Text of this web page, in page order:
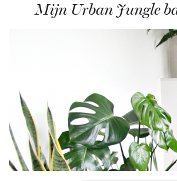
Mijn Urban Jungle